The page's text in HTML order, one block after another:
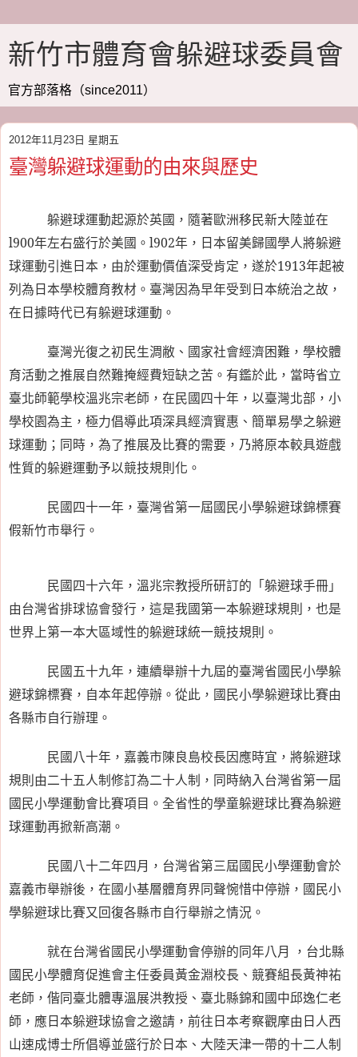
新竹市體育會躲避球委員會
官方部落格（since2011）
2012年11月23日 星期五
臺灣躲避球運動的由來與歷史
躲避球運動起源於英國，隨著歐洲移民新大陸並在
l900年左右盛行於美國。 l902年，日本留美歸國學人將躲避
球運動引進日本，由於運動價值深受肯定，遂於1913年起被
列為日本學校體育教材。臺灣因為早年受到日本統治之故，
在日據時代已有躲避球運動。
臺灣光復之初民生淍敝、國家社會經濟困難，學校體
育活動之推展自然難掩經費短缺之苦。有鑑於此，當時省立
臺北師範學校溫兆宗老師，在民國四十年，以臺灣北部，小
學校園為主，極力倡導此項深具經濟實惠、簡單易學之躲避
球運動；同時，為了推展及比賽的需要，乃將原本較具遊戲
性質的躲避運動予以競技規則化。
民國四十一年，臺灣省第一屆國民小學躲避球錦標賽
假新竹市舉行。
民國四十六年，溫兆宗教授所研訂的「躲避球手冊」
由台灣省排球協會發行，這是我國第一本躲避球規則，也是
世界上第一本大區域性的躲避球統一競技規則。
民國五十九年，連續舉辦十九屆的臺灣省國民小學躲
避球錦標賽，自本年起停辦。從此，國民小學躲避球比賽由
各縣市自行辦理。
民國八十年，嘉義市陳良島校長因應時宜，將躲避球
規則由二十五人制修訂為二十人制，同時納入台灣省第一屆
國民小學運動會比賽項目。全省性的學童躲避球比賽為躲避
球運動再掀新高潮。
民國八十二年四月，台灣省第三屆國民小學運動會於
嘉義市舉辦後，在國小基層體育界同聲惋惜中停辦，國民小
學躲避球比賽又回復各縣市自行舉辦之情況。
就在台灣省國民小學運動會停辦的同年八月 ，台北縣
國民小學體育促進會主任委員黃金淵校長、競賽組長黃神祐
老師，偕同臺北體專溫展洪教授、臺北縣錦和國中邱逸仁老
師，應日本躲避球協會之邀請，前往日本考察觀摩由日人西
山速成博士所倡導並盛行於日本、大陸天津一帶的十二人制